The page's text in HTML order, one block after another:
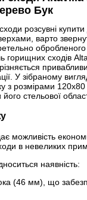
Бук
розсувні
варто
обробленого
горищних сходів
У зібраному
з розмірами
стельової
можливість
в невеликих
наявність:
(46 мм), що